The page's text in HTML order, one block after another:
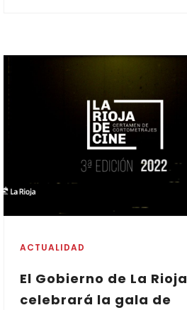
ACTUALIDAD
El Gobierno de La Rioja
celebrará la gala de